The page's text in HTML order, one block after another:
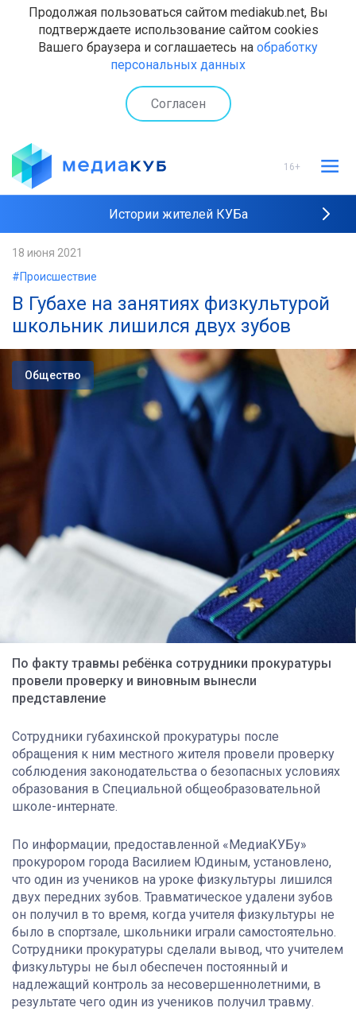
Продолжая пользоваться сайтом mediakub.net, Вы
подтверждаете использование сайтом cookies
Вашего браузера и соглашаетесь на обработку
персональных данных
Согласен
16+
Истории жителей КУБа
Наши интервью
18 июня 2021
#Происшествие
В Губахе на занятиях физкультурой
школьник лишился двух зубов
Общество
По факту травмы ребёнка сотрудники прокуратуры
провели проверку и виновным вынесли
представление
Сотрудники губахинской прокуратуры после
обращения к ним местного жителя провели проверку
соблюдения законодательства о безопасных условиях
образования в Специальной общеобразовательной
школе-интернате.
По информации, предоставленной «МедиаКУБу»
прокурором города Василием Юдиным, установлено,
что один из учеников на уроке физкультуры лишился
двух передних зубов. Травматическое удалени зубов
он получил в то время, когда учителя физкультуры не
было в спортзале, школьники играли самостоятельно.
Сотрудники прокуратуры сделали вывод, что учителем
физкультуры не был обеспечен постоянный и
надлежащий контроль за несовершеннолетними, в
результате чего один из учеников получил травму.